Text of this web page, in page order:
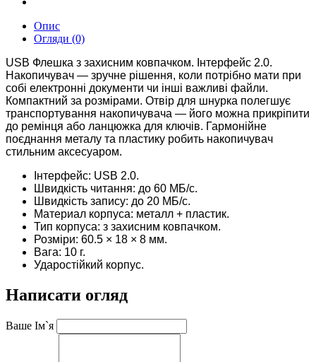
Опис
Огляди (0)
USB Флешка з захисним ковпачком. Інтерфейс 2.0.
Накопичувач — зручне рішення, коли потрібно мати при
собі електронні документи чи інші важливі файли.
Компактний за розмірами. Отвір для шнурка полегшує
транспортування накопичувача — його можна прикріпити
до ремінця або ланцюжка для ключів. Гармонійне
поєднання металу та пластику робить накопичувач
стильним аксесуаром.
Інтерфейс: USB 2.0.
Швидкість читання: до 60 МБ/с.
Швидкість запису: до 20 МБ/с.
Материал корпуса: металл + пластик.
Тип корпуса: з захисним ковпачком.
Розміри: 60.5 × 18 × 8 мм.
Вага: 10 г.
Ударостійкий корпус.
Написати огляд
Ваше Ім`я